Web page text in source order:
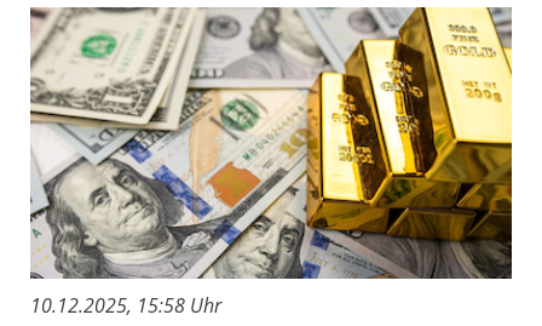
10.12.2025, 15:58 Uhr